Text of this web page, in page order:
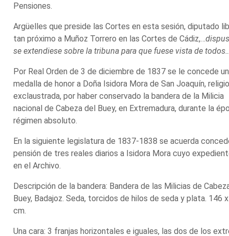
Pensiones.
Argüelles que preside las Cortes en esta sesión, diputado
tan próximo a Muñoz Torrero en las Cortes de Cádiz,…
se extendiese sobre la tribuna para que fuese vista de
Por Real Orden de 3 de diciembre de 1837 se le concede
medalla de honor a Doña Isidora Mora de San Joaquín,
exclaustrada, por haber conservado la bandera de la Milicia
nacional de Cabeza del Buey, en Extremadura, durante la
régimen absoluto.
En la siguiente legislatura de 1837-1838 se acuerda
pensión de tres reales diarios a Isidora Mora cuyo
en el Archivo.
Descripción de la bandera: Bandera de las Milicias de
Buey, Badajoz. Seda, torcidos de hilos de seda y plata. 146
cm.
Una cara: 3 franjas horizontales e iguales, las dos de los